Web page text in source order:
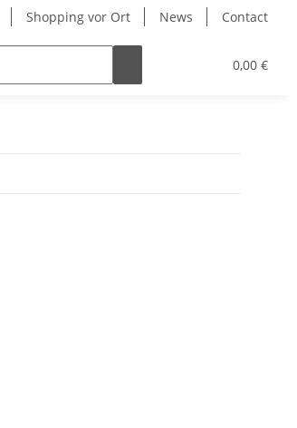
Shopping vor Ort News Contact
0,00 €